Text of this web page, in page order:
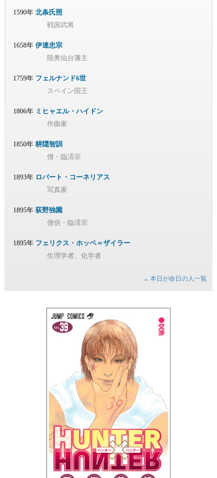
1590年 北条氏照
戦国武将
1658年 伊達忠宗
陸奥仙台藩主
1759年 フェルナンド6世
スペイン国王
1806年 ミヒャエル・ハイドン
作曲家
1850年 耕隠智訓
僧・臨済宗
1893年 ロバート・コーネリアス
写真家
1895年 荻野独園
僧侶・臨済宗
1895年 フェリクス・ホッペ＝ザイラー
生理学者、化学者
→ 本日が命日の人一覧